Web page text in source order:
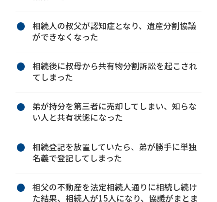
相続人の叔父が認知症となり、遺産分割協議
ができなくなった
相続後に叔母から共有物分割訴訟を起こされ
てしまった
弟が持分を第三者に売却してしまい、知らな
い人と共有状態になった
相続登記を放置していたら、弟が勝手に単独
名義で登記してしまった
祖父の不動産を法定相続人通りに相続し続け
た結果、相続人が15人になり、協議がまとま